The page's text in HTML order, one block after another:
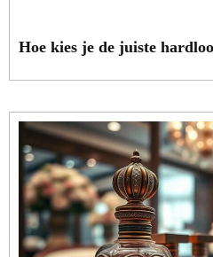
Hoe kies je de juiste